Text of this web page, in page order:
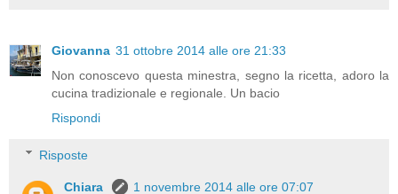
Giovanna 31 ottobre 2014 alle ore 21:33
Non conoscevo questa minestra, segno la ricetta, adoro la
cucina tradizionale e regionale. Un bacio
Rispondi
Risposte
Chiara
1 novembre 2014 alle ore 07:07